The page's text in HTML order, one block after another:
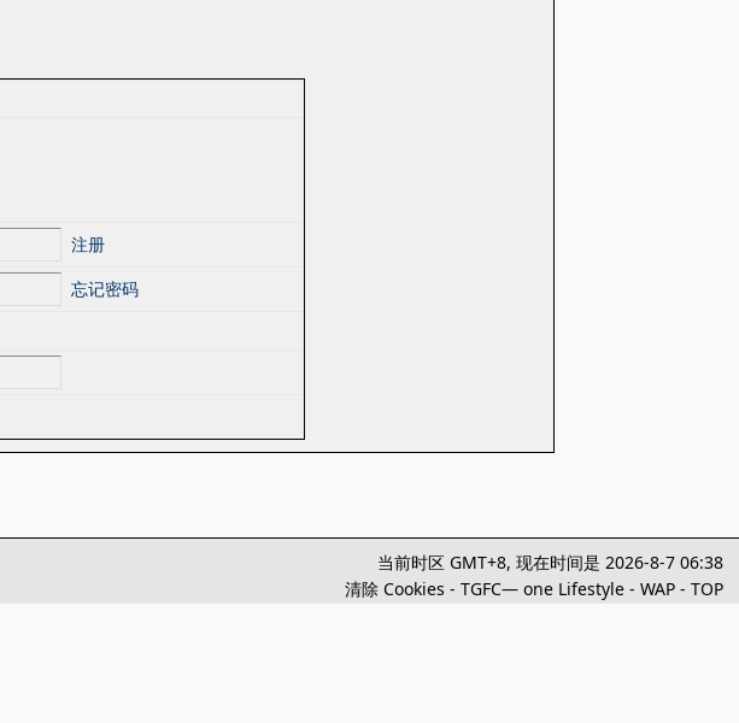
注册
忘记密码
当前时区 GMT+8, 现在时间是 2026-8-7 06:38
清除 Cookies - TGFC— one Lifestyle- WAP- TOP